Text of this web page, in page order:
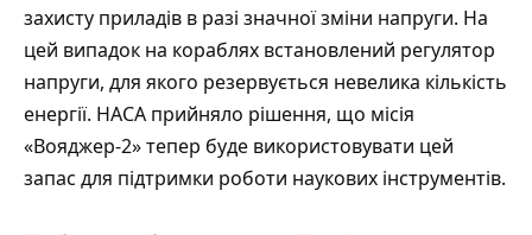
захисту приладів в разі значної зміни напруги. На
цей випадок на кораблях встановлений регулятор
напруги, для якого резервується невелика кількість
енергії. НАСА прийняло рішення, що місія
«Вояджер-2» тепер буде використовувати цей
запас для підтримки роботи наукових інструментів.